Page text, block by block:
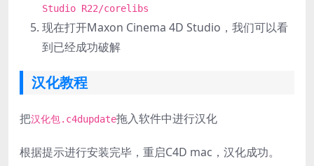
Studio R22/corelibs
现在打开Maxon Cinema 4D Studio，我们可以看
到已经成功破解
汉化教程
把汉化包.c4dupdate拖入软件中进行汉化
根据提示进行安装完毕，重启C4D mac，汉化成功。